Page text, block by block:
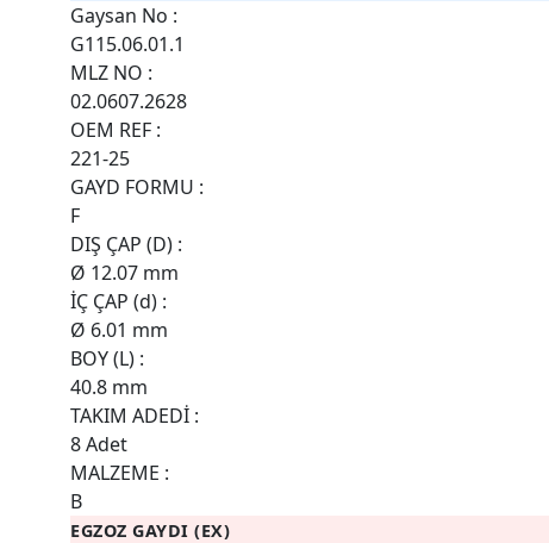
Gaysan No :
G115.06.01.1
MLZ NO :
02.0607.2628
OEM REF :
221-25
GAYD FORMU :
F
DIŞ ÇAP (D) :
Ø 12.07 mm
İÇ ÇAP (d) :
Ø 6.01 mm
BOY (L) :
40.8 mm
TAKIM ADEDİ :
8 Adet
MALZEME :
B
EGZOZ GAYDI (EX)